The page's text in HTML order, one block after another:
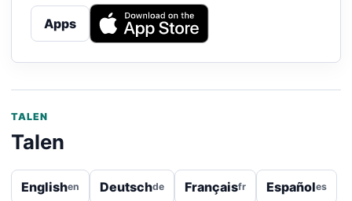
Apps
TALEN
Talen
Englishen Deutschde Françaisfr Españoles